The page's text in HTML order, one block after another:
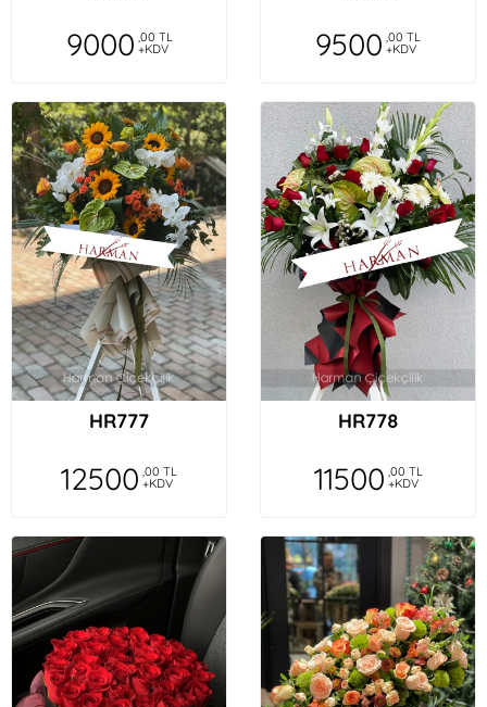
9000 ,00 TL
+KDV 9500 ,00 TL
+KDV
HR777
12500 ,00 TL
+KDV
HR778
11500 ,00 TL
+KDV